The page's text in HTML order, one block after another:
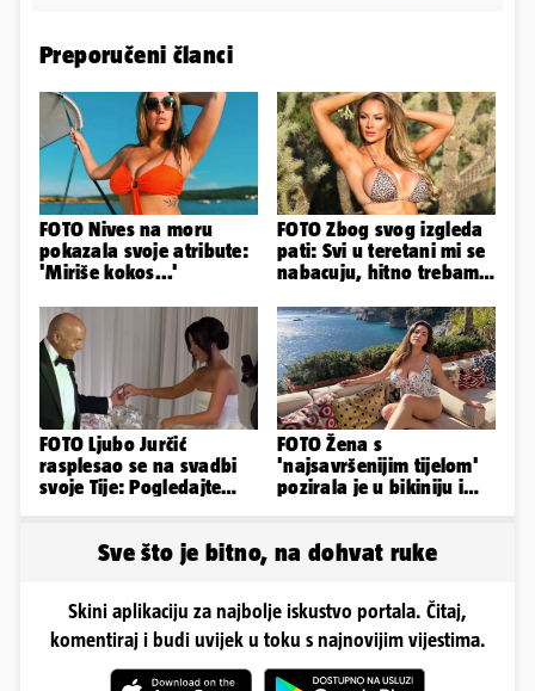
Preporučeni članci
FOTO Nives na moru
pokazala svoje atribute:
'Miriše kokos...'
FOTO Zbog svog izgleda
pati: Svi u teretani mi se
nabacuju, hitno trebam
FOTO Ljubo Jurčić
rasplesao se na svadbi
svoje Tije: Pogledajte
FOTO Žena s
'najsavršenijim tijelom'
pozirala je u bikiniju i
Sve što je bitno, na dohvat ruke
Skini aplikaciju za najbolje iskustvo portala. Čitaj,
komentiraj i budi uvijek u toku s najnovijim vijestima.